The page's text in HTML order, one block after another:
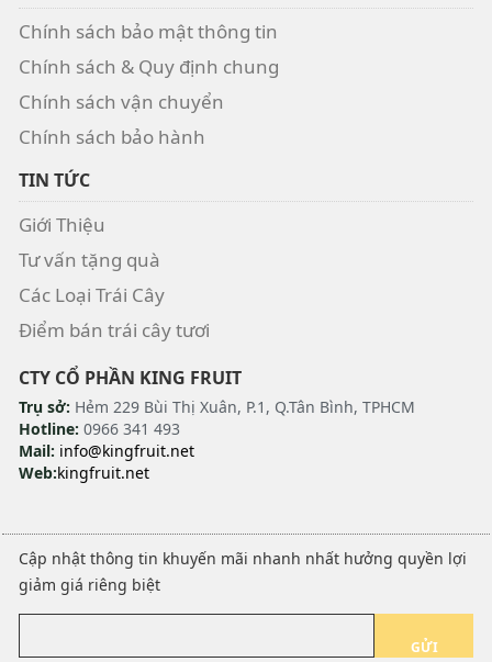
Chính sách bảo mật thông tin
Chính sách & Quy định chung
Chính sách vận chuyển
Chính sách bảo hành
TIN TỨC
Giới Thiệu
Tư vấn tặng quà
Các Loại Trái Cây
Điểm bán trái cây tươi
CTY CỔ PHẦN KING FRUIT
Trụ sở: Hẻm 229 Bùi Thị Xuân, P.1, Q.Tân Bình, TPHCM
Hotline: 0966 341 493
Mail: info@kingfruit.net
Web:kingfruit.net
Cập nhật thông tin khuyến mãi nhanh nhất hưởng quyền lợi
giảm giá riêng biệt
GỬI